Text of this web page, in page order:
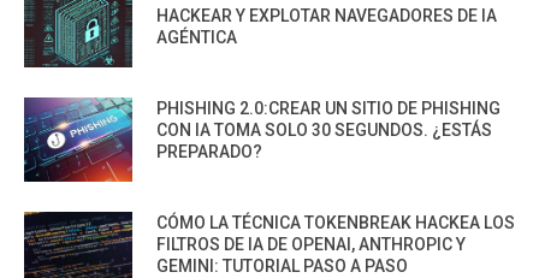
HACKEAR Y EXPLOTAR NAVEGADORES DE IA
AGÉNTICA
PHISHING 2.0:CREAR UN SITIO DE PHISHING
CON IA TOMA SOLO 30 SEGUNDOS. ¿ESTÁS
PREPARADO?
CÓMO LA TÉCNICA TOKENBREAK HACKEA LOS
FILTROS DE IA DE OPENAI, ANTHROPIC Y
GEMINI: TUTORIAL PASO A PASO